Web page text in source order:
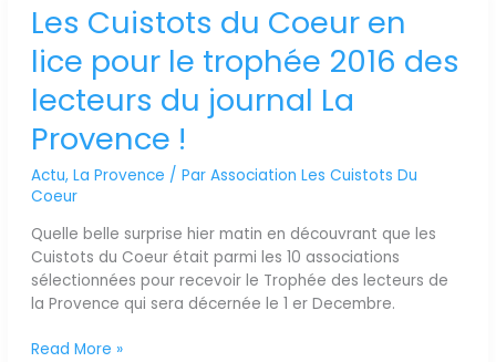
Les Cuistots du Coeur en
lice pour le trophée 2016 des
lecteurs du journal La
Provence !
Actu, La Provence / Par Association Les Cuistots Du
Coeur
Quelle belle surprise hier matin en découvrant que les
Cuistots du Coeur était parmi les 10 associations
sélectionnées pour recevoir le Trophée des lecteurs de
la Provence qui sera décernée le 1 er Decembre.
Les
Cuistots
du
Coeur
en
lice
pour
le
trophée
2016
des
lecteurs
du
La
Read More »